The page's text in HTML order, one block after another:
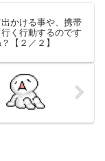
かける事や、携帯
く行動するのです
【２／２】